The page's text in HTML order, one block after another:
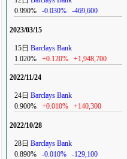
0.990%
-0.030% -469,600
2023/03/15
15日 Barclays Bank
1.020%
+0.120% +1,948,700
2022/11/24
24日 Barclays Bank
0.900%
+0.010% +140,300
2022/10/28
28日 Barclays Bank
0.890%
-0.010% -129,100